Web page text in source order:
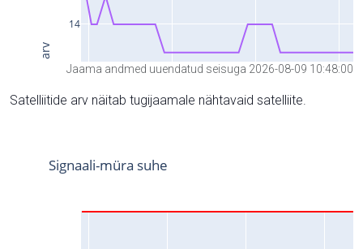
Jaama andmed uuendatud seisuga 2026-08-09 10:48:00
Satelliitide arv näitab tugijaamale nähtavaid satelliite.